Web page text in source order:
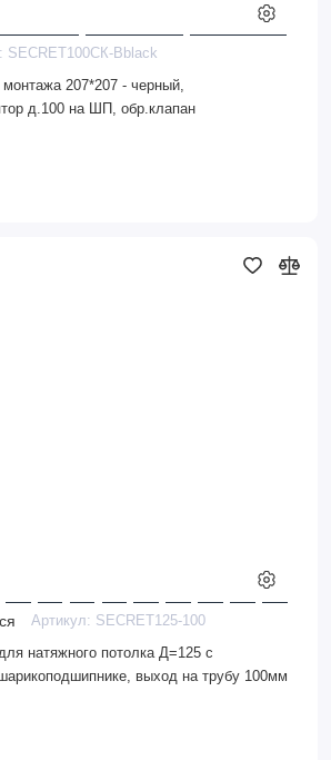
SECRET100СК-Вblack
монтажа 207*207 - черный,
д.100 на ШП, обр.клапан
Артикул: SECRET125-100
натяжного потолка Д=125 с
выход на трубу 100мм